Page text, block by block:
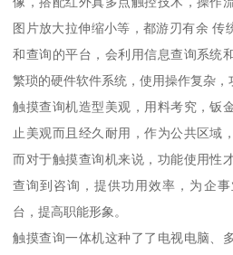
图片放大拉伸缩小等，都游刃有余 传
和查询的平台，会利用信息查询系统
繁琐的硬件软件系统，使用操作复杂，
触摸查询机造型美观，用料考究，钣
止美观而且经久耐用，作为公共区域
而对于触摸查询机来说，功能使用性
查询到咨询，提供功用效率，为企
台，提高职能形象。
触摸查询一体机这种了了电视电脑、